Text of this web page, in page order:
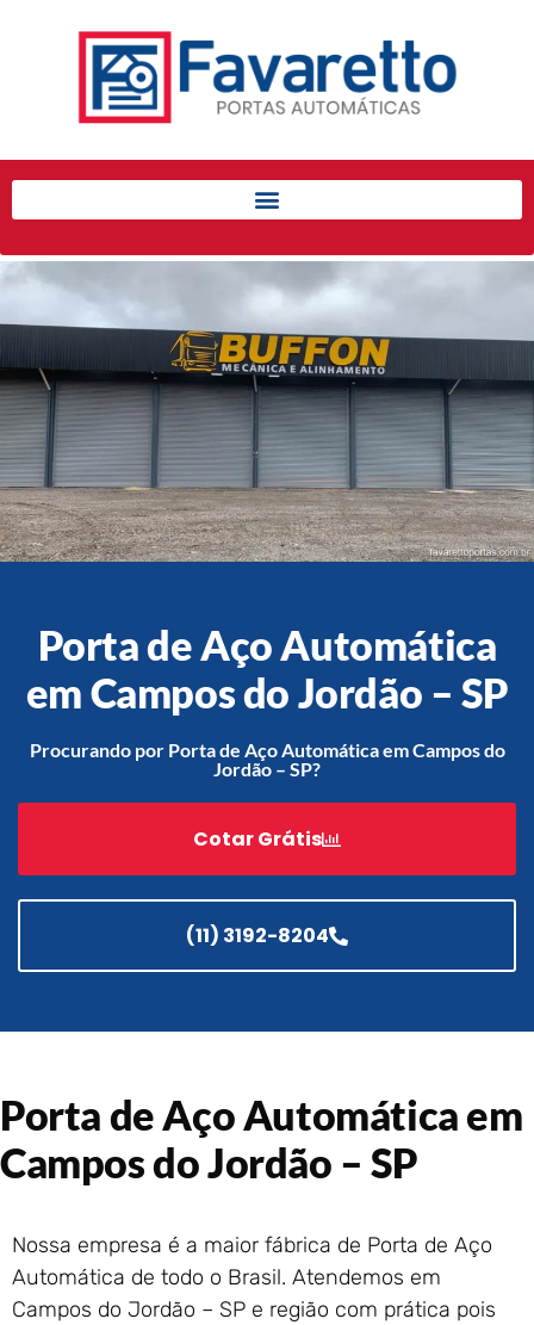
Início
Produtos
Porta de Enrolar Automática
Automatizadores
Acessórios Para Portas de
Enrolar
Pintura eletrostática
Portfólio
Contato
Acessórios
Automatização
Portão de Garagem de
Aldeia – RJ
Portão de Garagem de
Enrolar em São João de
Enrolar em Rio das Ostras –
RJ
Portão de Garagem de
Enrolar em Petrópolis – RJ
Portão de Garagem de
Enrolar em Paraty – RJ
Porta de Aço Automática
em Campos do Jordão – SP
Procurando por Porta de Aço Automática em Campos do
Jordão – SP?
Cotar Grátis
(11) 3192-8204
Porta de Aço Automática em
Campos do Jordão – SP
Nossa empresa é a maior fábrica de Porta de Aço
Automática de todo o Brasil. Atendemos em
Campos do Jordão – SP e região com prática pois